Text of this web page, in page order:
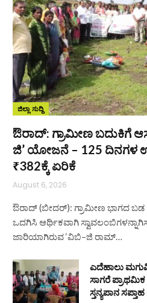
ಜಿಲ್ಲಾ ಸುದ್ದಿ
ಔರಾದ್: ಗ್ರಾಮೀಣ ಬದುಕಿಗೆ
ಜಿ’ ಯೋಜನೆ – 125 ದಿನಗಳ
₹382ಕ್ಕೆ ಏರಿಕೆ
August 6, 2026
ಔರಾದ್ (ಬೀದರ್): ಗ್ರಾಮೀಣ ಭಾಗದ
ಒದಗಿಸಿ ಆರ್ಥಿಕವಾಗಿ
ಜಾರಿಯಾಗಿರುವ ‘ವಿಬಿ–ಜಿ ರಾಮ್…
ಎದೆಹಾಲು
ಸಾಗರೆ ಪ್ರಾಥಮಿಕ
ಸ್ತನ್ಯಪಾನ